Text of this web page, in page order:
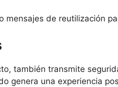
mensajes de reutilización
también transmite
genera una experiencia